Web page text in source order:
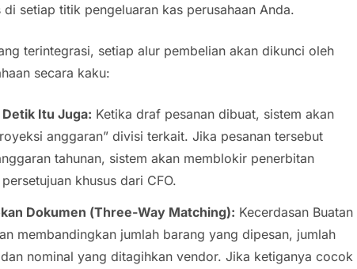
setiap titik pengeluaran kas perusahaan Anda.
terintegrasi, setiap alur pembelian akan dikunci oleh
secara kaku:
Itu Juga: Ketika draf pesanan dibuat, sistem akan
anggaran” divisi terkait. Jika pesanan tersebut
tahunan, sistem akan memblokir penerbitan
khusus dari CFO.
Dokumen (Three-Way Matching): Kecerdasan Buatan
membandingkan jumlah barang yang dipesan, jumlah
nominal yang ditagihkan vendor. Jika ketiganya cocok